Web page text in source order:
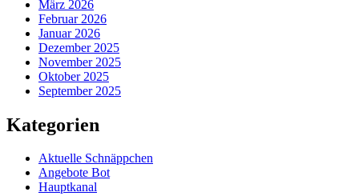
März 2026
Februar 2026
Januar 2026
Dezember 2025
November 2025
Oktober 2025
September 2025
Kategorien
Aktuelle Schnäppchen
Angebote Bot
Hauptkanal